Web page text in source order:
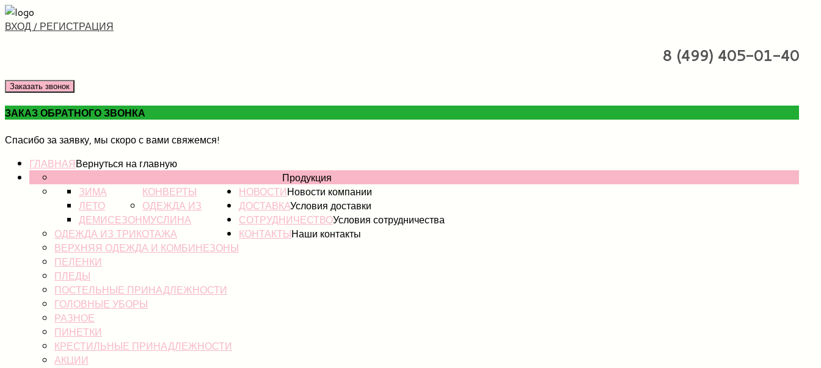
ВХОД / РЕГИСТРАЦИЯ
8 (499) 405-01-40
Заказать звонок
ЗАКАЗ ОБРАТНОГО ЗВОНКА
Спасибо за заявку, мы скоро с вами свяжемся!
ГЛАВНАЯВернуться на главную
Продукция
КОНВЕРТЫ
ЗИМА
ЛЕТО
ДЕМИСЕЗОН
ОДЕЖДА ИЗ
МУСЛИНА
ОДЕЖДА ИЗ ТРИКОТАЖА
ВЕРХНЯЯ ОДЕЖДА И КОМБИНЕЗОНЫ
ПЕЛЕНКИ
ПЛЕДЫ
ПОСТЕЛЬНЫЕ ПРИНАДЛЕЖНОСТИ
ГОЛОВНЫЕ УБОРЫ
РАЗНОЕ
ПИНЕТКИ
КРЕСТИЛЬНЫЕ ПРИНАДЛЕЖНОСТИ
АКЦИИ
НОВОСТИНовости компании
ДОСТАВКАУсловия доставки
СОТРУДНИЧЕСТВОУсловия сотрудничества
КОНТАКТЫНаши контакты